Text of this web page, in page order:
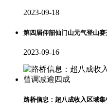
2023-09-18
第四届仰韶仙门山元气登山
2023-09-16
路桥信息：超八成收入区域